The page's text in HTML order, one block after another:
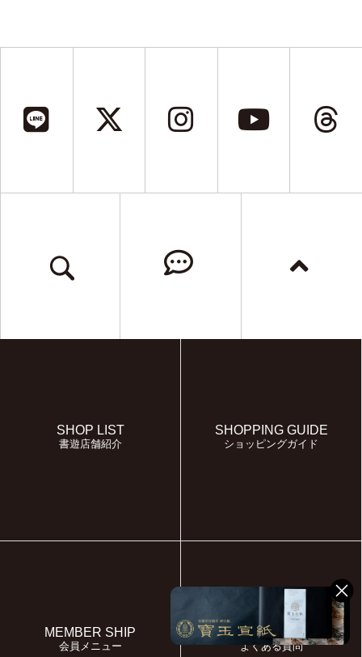
SHOP LIST
書遊店舗紹介
SHOPPING GUIDE
ショッピングガイド
MEMBER SHIP
会員メニュー
FAQ
よくある質問